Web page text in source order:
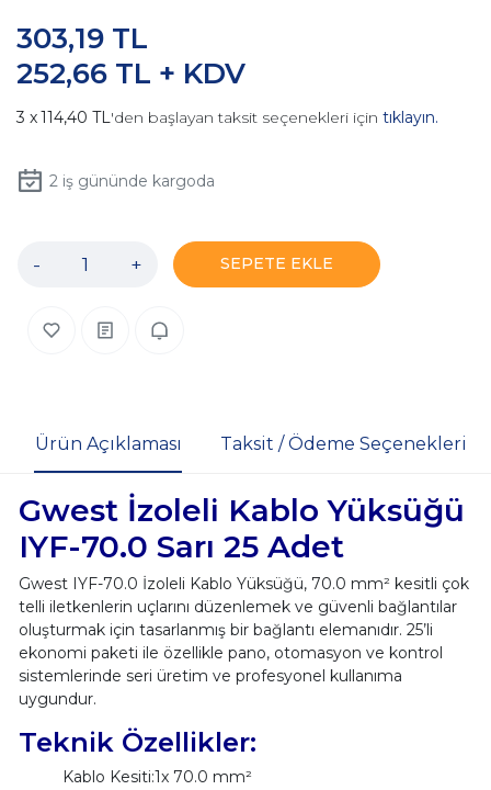
252,66 TL + KDV
303,19 TL
114,40 TL'den başlayan taksit seçenekleri için tıklayın.
2iş gününde kargoda
- + SEPETE EKLE
Ürün Açıklaması Taksit / Ödeme Seçenekleri
Gwest İzoleli Kablo Yüksüğü
IYF-70.0 Sarı 25 Adet
Gwest IYF-70.0 İzoleli Kablo Yüksüğü, 70.0 mm² kesitli çok
telli iletkenlerin uçlarını düzenlemek ve güvenli bağlantılar
oluşturmak için tasarlanmış bir bağlantı elemanıdır. 25’li
ekonomi paketi ile özellikle pano, otomasyon ve kontrol
sistemlerinde seri üretim ve profesyonel kullanıma
uygundur.
Teknik Özellikler:
Kablo Kesiti:1x 70.0 mm²